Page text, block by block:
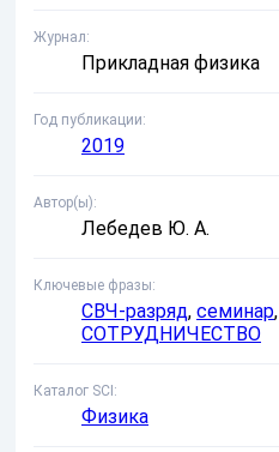
Журнал
Прикладная физика
Год публикации
2019
Автор(ы)
Лебедев Ю. А.
Ключевые фразы
СВЧ-разряд, семинар,
СОТРУДНИЧЕСТВО
Каталог SCI
Физика